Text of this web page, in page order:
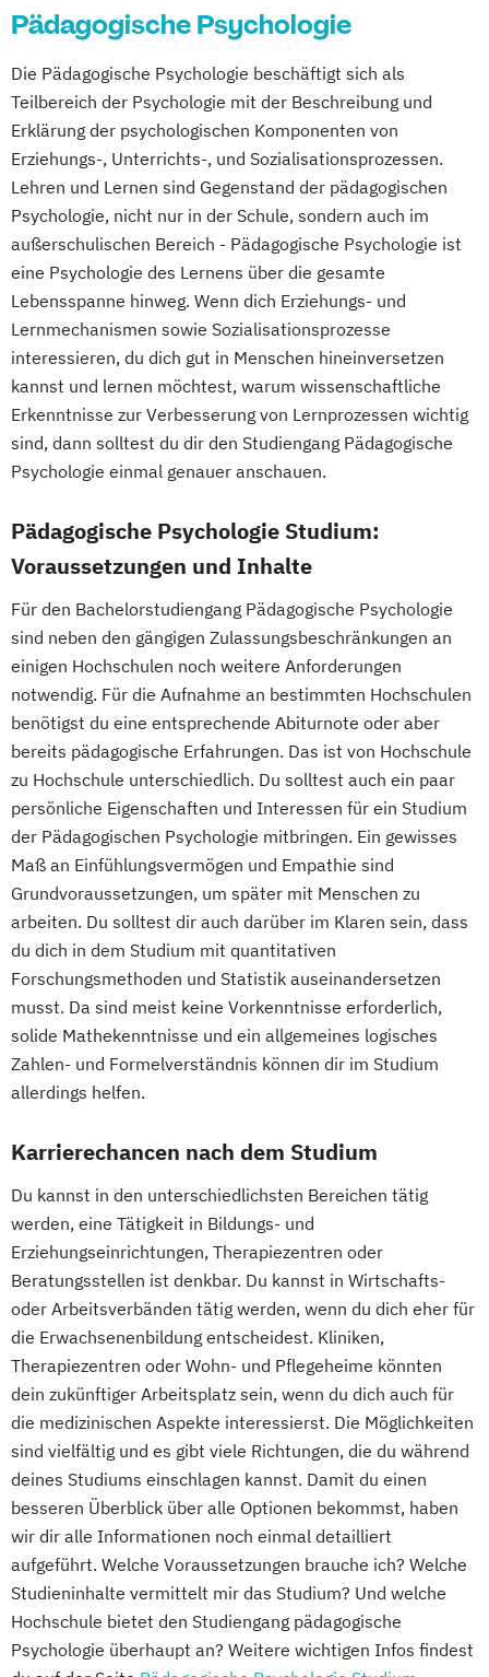
Pädagogische Psychologie
Die Pädagogische Psychologie beschäftigt sich als
Teilbereich der Psychologie mit der Beschreibung und
Erklärung der psychologischen Komponenten von
Erziehungs-, Unterrichts-, und Sozialisationsprozessen.
Lehren und Lernen sind Gegenstand der pädagogischen
Psychologie, nicht nur in der Schule, sondern auch im
außerschulischen Bereich - Pädagogische Psychologie ist
eine Psychologie des Lernens über die gesamte
Lebensspanne hinweg. Wenn dich Erziehungs- und
Lernmechanismen sowie Sozialisationsprozesse
interessieren, du dich gut in Menschen hineinversetzen
kannst und lernen möchtest, warum wissenschaftliche
Erkenntnisse zur Verbesserung von Lernprozessen wichtig
sind, dann solltest du dir den Studiengang Pädagogische
Psychologie einmal genauer anschauen.
Pädagogische Psychologie Studium:
Voraussetzungen und Inhalte
Für den Bachelorstudiengang Pädagogische Psychologie
sind neben den gängigen Zulassungsbeschränkungen an
einigen Hochschulen noch weitere Anforderungen
notwendig. Für die Aufnahme an bestimmten Hochschulen
benötigst du eine entsprechende Abiturnote oder aber
bereits pädagogische Erfahrungen. Das ist von Hochschule
zu Hochschule unterschiedlich. Du solltest auch ein paar
persönliche Eigenschaften und Interessen für ein Studium
der Pädagogischen Psychologie mitbringen. Ein gewisses
Maß an Einfühlungsvermögen und Empathie sind
Grundvoraussetzungen, um später mit Menschen zu
arbeiten. Du solltest dir auch darüber im Klaren sein, dass
du dich in dem Studium mit quantitativen
Forschungsmethoden und Statistik auseinandersetzen
musst. Da sind meist keine Vorkenntnisse erforderlich,
solide Mathekenntnisse und ein allgemeines logisches
Zahlen- und Formelverständnis können dir im Studium
allerdings helfen.
Karrierechancen nach dem Studium
Du kannst in den unterschiedlichsten Bereichen tätig
werden, eine Tätigkeit in Bildungs- und
Erziehungseinrichtungen, Therapiezentren oder
Beratungsstellen ist denkbar. Du kannst in Wirtschafts-
oder Arbeitsverbänden tätig werden, wenn du dich eher für
die Erwachsenenbildung entscheidest. Kliniken,
Therapiezentren oder Wohn- und Pflegeheime könnten
dein zukünftiger Arbeitsplatz sein, wenn du dich auch für
die medizinischen Aspekte interessierst. Die Möglichkeiten
sind vielfältig und es gibt viele Richtungen, die du während
deines Studiums einschlagen kannst. Damit du einen
besseren Überblick über alle Optionen bekommst, haben
wir dir alle Informationen noch einmal detailliert
aufgeführt. Welche Voraussetzungen brauche ich? Welche
Studieninhalte vermittelt mir das Studium? Und welche
Hochschule bietet den Studiengang pädagogische
Psychologie überhaupt an? Weitere wichtigen Infos findest